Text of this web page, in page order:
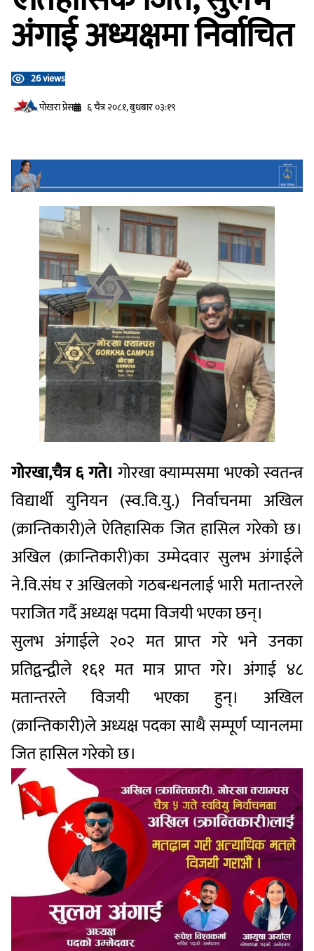
अंगाई अध्यक्षमा निर्वाचित
26 views
प‍ोखरा प्रेस
६ चैत्र २०८१, बुधबार ०३:१९
गोरखा,चैत्र ६ गते। गोरखा क्याम्पसमा भएको स्वतन्त्र
विद्यार्थी युनियन (स्व.वि.यु.) निर्वाचनमा अखिल
(क्रान्तिकारी)ले ऐतिहासिक जित हासिल गरेको छ।
अखिल (क्रान्तिकारी)का उम्मेदवार सुलभ अंगाईले
ने.वि.संघ र अखिलको गठबन्धनलाई भारी मतान्तरले
पराजित गर्दै अध्यक्ष पदमा विजयी भएका छन्।
सुलभ अंगाईले २०२ मत प्राप्त गरे भने उनका
प्रतिद्वन्द्वीले १६१ मत मात्र प्राप्त गरे। अंगाई ४८
मतान्तरले विजयी भएका हुन्। अखिल
(क्रान्तिकारी)ले अध्यक्ष पदका साथै सम्पूर्ण प्यानलमा
जित हासिल गरेको छ।